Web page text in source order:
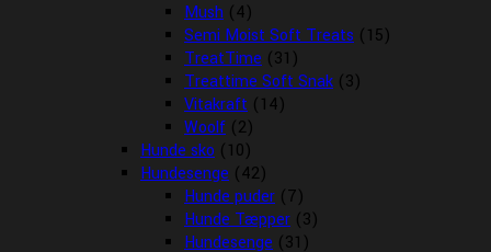
Mush (4)
Semi Moist Soft Treats (15)
TreatTime (31)
Treattime Soft Snak (3)
Vitakraft (14)
Woolf (2)
Hunde sko (10)
Hundesenge (42)
Hunde puder (7)
Hunde Tæpper (3)
Hundesenge (31)